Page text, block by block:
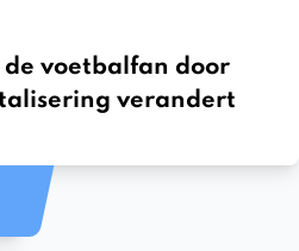
de voetbalfan door
verandert